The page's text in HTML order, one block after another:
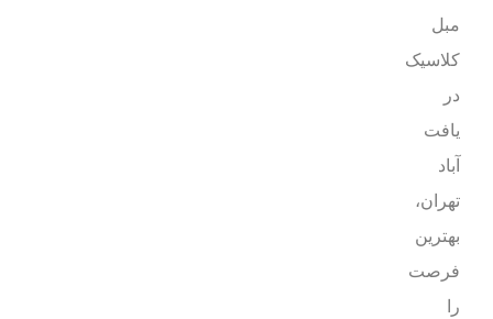
مبل
کلاسیک
در
یافت
آباد
تهران،
بهترین
فرصت
را